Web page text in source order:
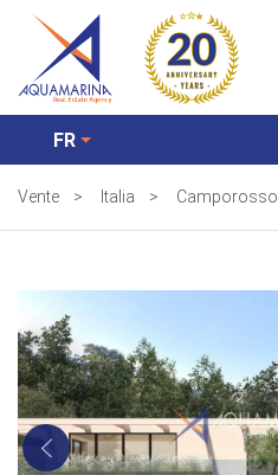
FR
Vente > Italia > Camporosso